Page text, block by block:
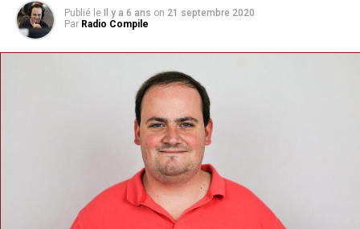
Publié le Il y a 6 ans on 21 septembre 2020
Par Radio Compile